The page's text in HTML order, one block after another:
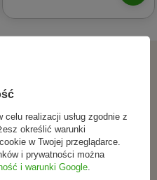
informacje o
realizacji usług zgodnie z
określić warunki
w Twojej przeglądarce.
i prywatności można
i warunki Google